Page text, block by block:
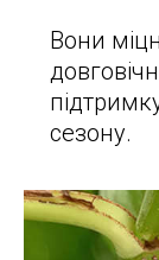
Вони
сезону.